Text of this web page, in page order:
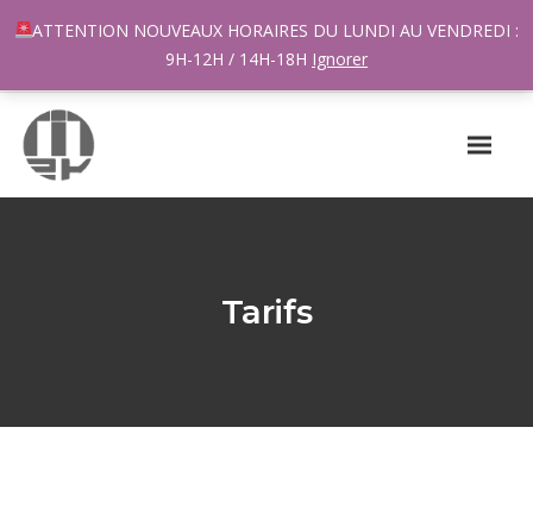
contact@m2k.fr
Tarifs
ATTENTION NOUVEAUX HORAIRES DU LUNDI AU VENDREDI :
9H-12H / 14H-18H Ignorer